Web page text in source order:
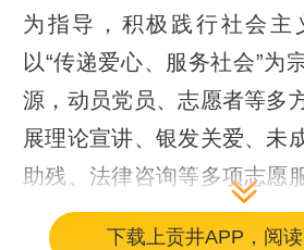
为指导，积极践行社会主
以“传递爱心、服务社会”为
源，动员党员、志愿者等多
展理论宣讲、银发关爱、未
助残、法律咨询等多项志愿
身边人讲身边事、好人带
下载上贡井APP，阅